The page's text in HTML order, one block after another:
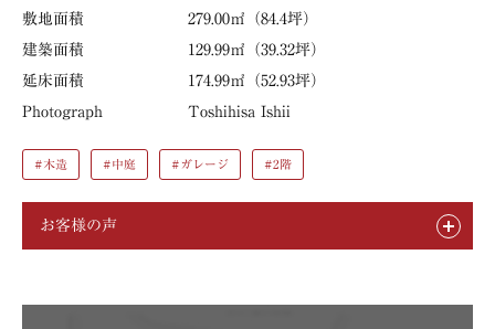
敷地面積
279.00㎡（84.4坪）
建築面積
129.99㎡（39.32坪）
延床面積
174.99㎡（52.93坪）
Photograph
Toshihisa Ishii
#木造 #中庭 #ガレージ #2階
お客様の声